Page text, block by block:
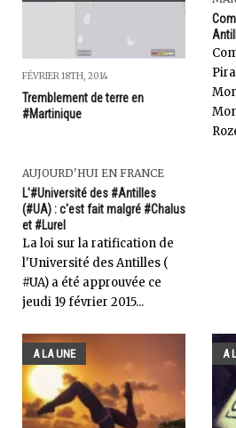
FÉVRIER 18TH, 2014
Tremblement de terre en
#Martinique
AUJOURD'HUI EN FRANCE
L'#Université des #Antilles
(#UA) : c'est fait malgré #Chalus
et #Lurel
La loi sur la ratification de
l'Université des Antilles (
#UA) a été approuvée ce
jeudi 19 février 2015...
A LA UNE A